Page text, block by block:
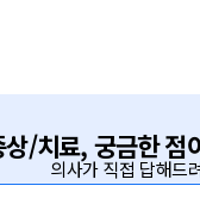
상/치료, 궁금한 점
의사가 직접 답해드